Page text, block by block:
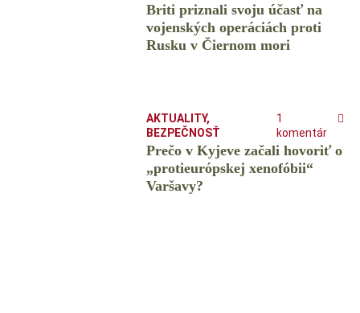
Briti priznali svoju účasť na
vojenských operáciách proti
Rusku v Čiernom mori
AKTUALITY,
BEZPEČNOSŤ
1
komentár
Prečo v Kyjeve začali hovoriť o
„protieurópskej xenofóbii“
Varšavy?